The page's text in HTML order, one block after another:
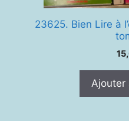
23625. Bien Lire à
Ajouter